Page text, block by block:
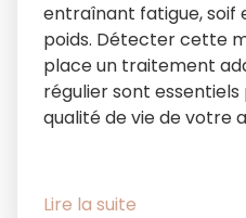
entraînant fatigue, soif
poids. Détecter cette
place un traitement
régulier sont
qualité de vie de votre
Lire la suite